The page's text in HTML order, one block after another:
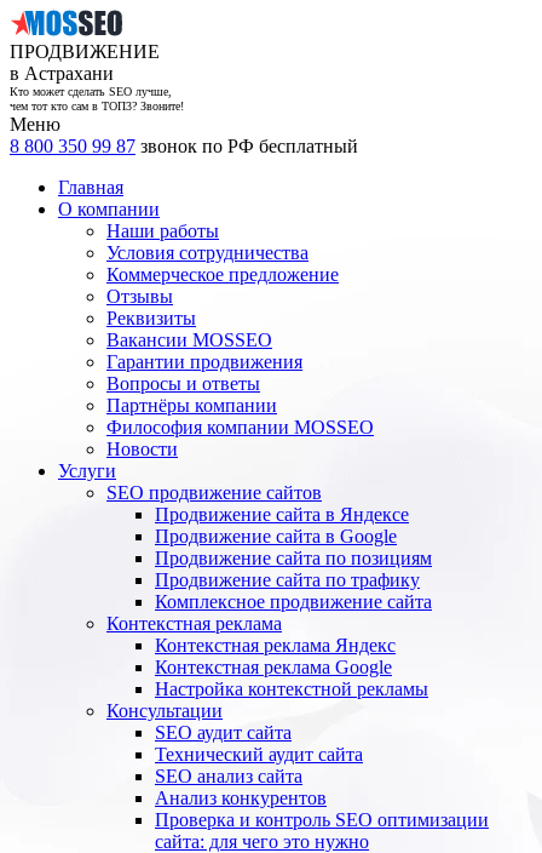
ПРОДВИЖЕНИЕ
в Астрахани
Кто может сделать SEO лучше,
чем тот кто сам в ТОП3? Звоните!
Меню
8 800 350 99 87 звонок по РФ бесплатный
Главная
О компании
Наши работы
Условия сотрудничества
Коммерческое предложение
Отзывы
Реквизиты
Вакансии MOSSEO
Гарантии продвижения
Вопросы и ответы
Партнёры компании
Философия компании MOSSEO
Новости
Услуги
SEO продвижение сайтов
Продвижение сайта в Яндексе
Продвижение сайта в Google
Продвижение сайта по позициям
Продвижение сайта по трафику
Комплексное продвижение сайта
Контекстная реклама
Контекстная реклама Яндекс
Контекстная реклама Google
Настройка контекстной рекламы
Консультации
SEO аудит сайта
Технический аудит сайта
SEO анализ сайта
Анализ конкурентов
Проверка и контроль SEO оптимизации
сайта: для чего это нужно